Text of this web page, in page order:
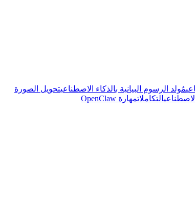
مُولد الرسوم البيانية بالذكاء الاصطناعيتحويل الصورة
التكاملاتمهارة OpenClaw